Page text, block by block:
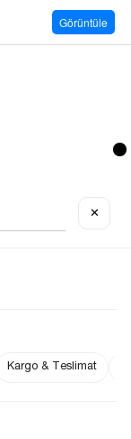
Görüntüle
✕
Kargo & Teslimat